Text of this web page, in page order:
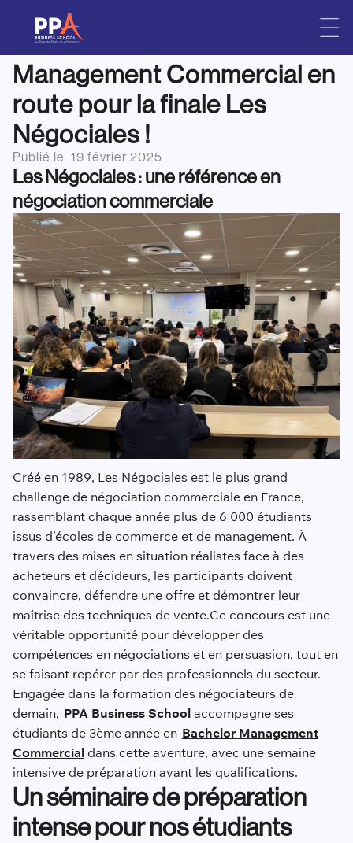
Les étudiants en 3ème
année Bachelor
Management Commercial en
route pour la finale Les
Négociales !
Publié le 19 février 2025
Les Négociales : une référence en
négociation commerciale
Créé en 1989, Les Négociales est le plus grand
challenge de négociation commerciale en France,
rassemblant chaque année plus de 6 000 étudiants
issus d’écoles de commerce et de management. À
travers des mises en situation réalistes face à des
acheteurs et décideurs, les participants doivent
convaincre, défendre une offre et démontrer leur
maîtrise des techniques de vente.Ce concours est une
véritable opportunité pour développer des
compétences en négociations et en persuasion, tout en
se faisant repérer par des professionnels du secteur.
Engagée dans la formation des négociateurs de
demain, PPA Business Schoolaccompagne ses
étudiants de 3ème année en Bachelor Management
Commercialdans cette aventure, avec une semaine
intensive de préparation avant les qualifications.
Un séminaire de préparation
intense pour nos étudiants